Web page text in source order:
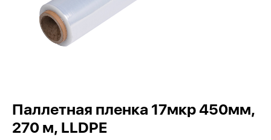
Паллетная пленка 17мкр 450мм,
270 м, LLDPE